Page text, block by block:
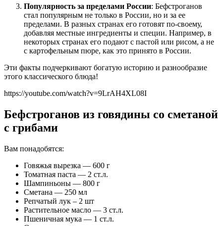
Популярность за пределами России: Бефстроганов
стал популярным не только в России, но и за ее
пределами. В разных странах его готовят по-своему,
добавляя местные ингредиенты и специи. Например, в
некоторых странах его подают с пастой или рисом, а не
с картофельным пюре, как это принято в России.
Эти факты подчеркивают богатую историю и разнообразие
этого классического блюда!
https://youtube.com/watch?v=9LrAH4XL08I
Бефстроганов из говядины со сметаной
с грибами
Вам понадобятся:
Говяжья вырезка — 600 г
Томатная паста — 2 ст.л.
Шампиньоны — 800 г
Сметана — 250 мл
Репчатый лук – 2 шт
Растительное масло — 3 ст.л.
Пшеничная мука — 1 ст.л.